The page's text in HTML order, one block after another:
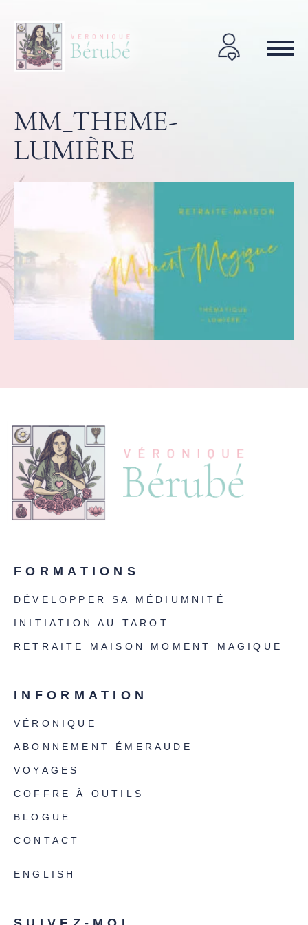
MM_THEME-
LUMIÈRE
FORMATIONS
DÉVELOPPER SA MÉDIUMNITÉ
INITIATION AU TAROT
RETRAITE MAISON MOMENT MAGIQUE
INFORMATION
VÉRONIQUE
ABONNEMENT ÉMERAUDE
VOYAGES
COFFRE À OUTILS
BLOGUE
CONTACT
ENGLISH